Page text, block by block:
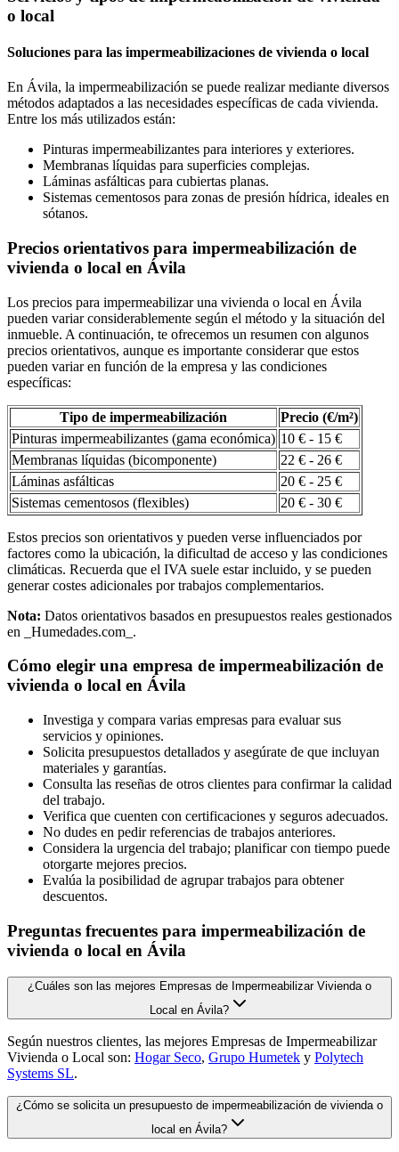
o local
Soluciones para las impermeabilizaciones de vivienda o local
En Ávila, la impermeabilización se puede realizar mediante diversos
métodos adaptados a las necesidades específicas de cada vivienda.
Entre los más utilizados están:
Pinturas impermeabilizantes para interiores y exteriores.
Membranas líquidas para superficies complejas.
Láminas asfálticas para cubiertas planas.
Sistemas cementosos para zonas de presión hídrica, ideales en
sótanos.
Precios orientativos para impermeabilización de
vivienda o local en Ávila
Los precios para impermeabilizar una vivienda o local en Ávila
pueden variar considerablemente según el método y la situación del
inmueble. A continuación, te ofrecemos un resumen con algunos
precios orientativos, aunque es importante considerar que estos
pueden variar en función de la empresa y las condiciones
específicas:
Tipo de impermeabilización
Precio (€/m²)
Pinturas impermeabilizantes (gama económica) 10 € - 15 €
Membranas líquidas (bicomponente)
22 € - 26 €
Láminas asfálticas
20 € - 25 €
Sistemas cementosos (flexibles)
20 € - 30 €
Estos precios son orientativos y pueden verse influenciados por
factores como la ubicación, la dificultad de acceso y las condiciones
climáticas. Recuerda que el IVA suele estar incluido, y se pueden
generar costes adicionales por trabajos complementarios.
Nota: Datos orientativos basados en presupuestos reales gestionados
en _Humedades.com_.
Cómo elegir una empresa de impermeabilización de
vivienda o local en Ávila
Investiga y compara varias empresas para evaluar sus
servicios y opiniones.
Solicita presupuestos detallados y asegúrate de que incluyan
materiales y garantías.
Consulta las reseñas de otros clientes para confirmar la calidad
del trabajo.
Verifica que cuenten con certificaciones y seguros adecuados.
No dudes en pedir referencias de trabajos anteriores.
Considera la urgencia del trabajo; planificar con tiempo puede
otorgarte mejores precios.
Evalúa la posibilidad de agrupar trabajos para obtener
descuentos.
Preguntas frecuentes para impermeabilización de
vivienda o local en Ávila
¿Cuáles son las mejores Empresas de Impermeabilizar Vivienda o
Local en Ávila?
Según nuestros clientes, las mejores Empresas de Impermeabilizar
Vivienda o Local son: Hogar Seco, Grupo Humetek y Polytech
Systems SL.
¿Cómo se solicita un presupuesto de impermeabilización de vivienda o
local en Ávila?